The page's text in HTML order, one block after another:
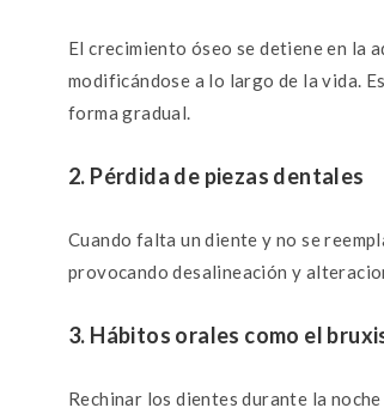
El crecimiento óseo se detiene en la
modificándose a lo largo de la vida.
forma gradual.
2. Pérdida de piezas dentales
Cuando falta un diente y no se
provocando desalineación y
3. Hábitos orales como el
Rechinar los dientes durante la